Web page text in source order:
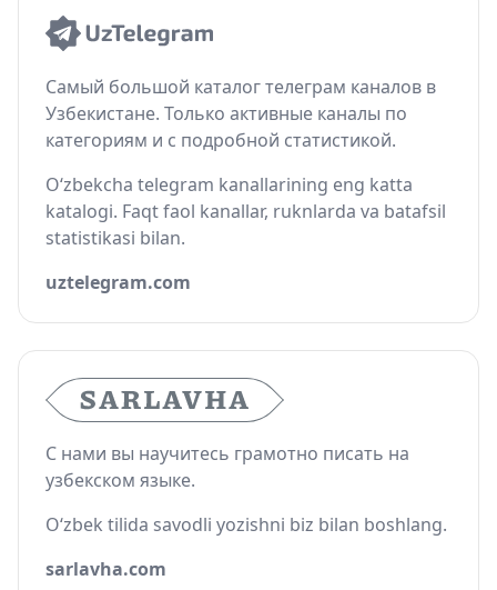
Самый большой каталог телеграм каналов в
Узбекистане. Только активные каналы по
категориям и с подробной статистикой.
O‘zbekcha telegram kanallarining eng katta
katalogi. Faqt faol kanallar, ruknlarda va batafsil
statistikasi bilan.
uztelegram.com
С нами вы научитесь грамотно писать на
узбекском языке.
O‘zbek tilida savodli yozishni biz bilan boshlang.
sarlavha.com